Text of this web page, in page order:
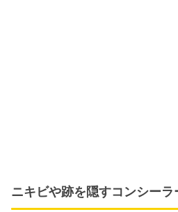
ニキビや跡を隠すコンシーラ